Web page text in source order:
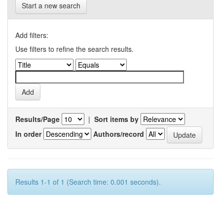
Start a new search
Add filters:
Use filters to refine the search results.
Results/Page | Sort items by
In order
Authors/record
Results 1-1 of 1 (Search time: 0.001 seconds).